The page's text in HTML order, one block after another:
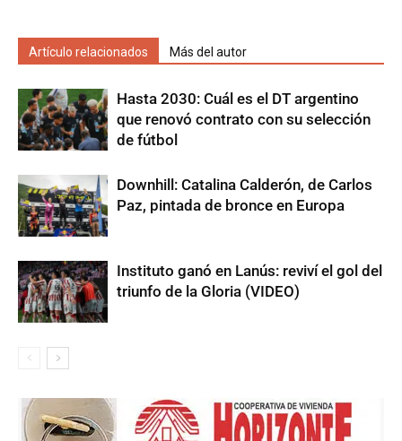
Artículo relacionados Más del autor
Hasta 2030: Cuál es el DT argentino
que renovó contrato con su selección
de fútbol
Downhill: Catalina Calderón, de Carlos
Paz, pintada de bronce en Europa
Instituto ganó en Lanús: reviví el gol del
triunfo de la Gloria (VIDEO)